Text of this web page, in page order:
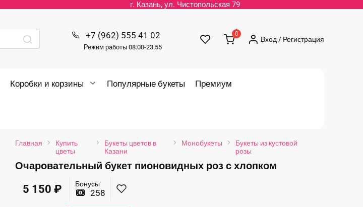
г. Казань, ул. Чистопольская 79
+7 (962) 555 41 02
Режим работы 08:00-23:55
0
Вход / Регистрация
Коробки и корзины Популярные букеты Премиум
Главная
Купить
цветы
Букеты цветов в
Казани
Монобукеты
Букеты из кустовой
розы
Очаровательный букет пионовидных роз с хлопком
5 150 ₽ Бонусы
258